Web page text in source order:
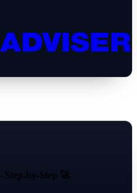
Step-by-Step 🚀